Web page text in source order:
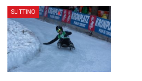
SLITTINO